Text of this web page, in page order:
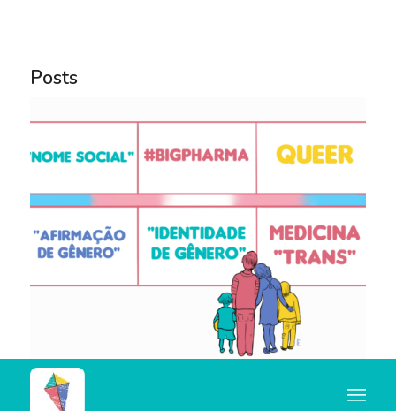
/home/u445684347/domains/nocorpocerto.net/
template-builder/php/asset-manager.class.php
789
null in
/home/u445684347/domains/nocorpocerto.net/
content/themes/enfold/config-templatebuilder/avia-
template-builder/php/asset-manager.class.php
Posts
BLOG